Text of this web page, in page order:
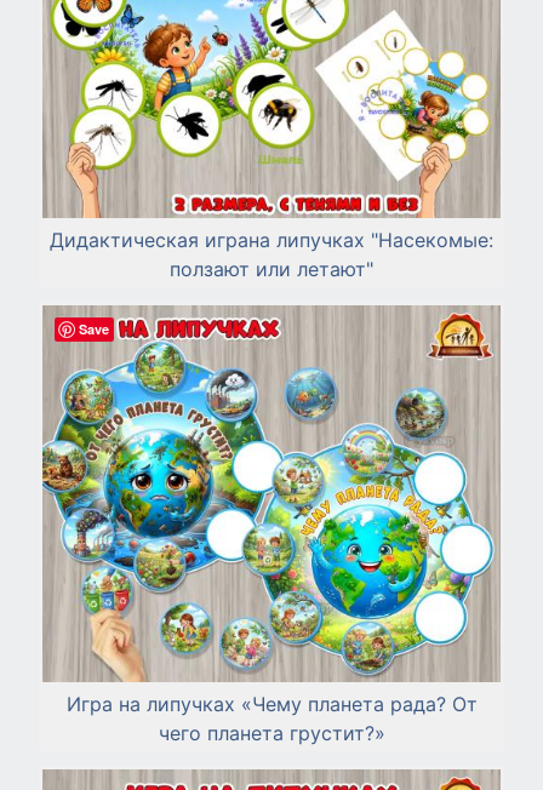
Дидактическая играна липучках "Насекомые:
ползают или летают"
Игра на липучках «Чему планета рада? От
чего планета грустит?»
Save